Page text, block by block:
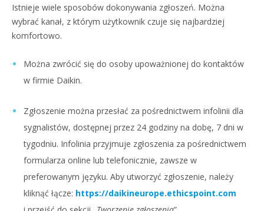
Istnieje wiele sposobów dokonywania zgłoszeń. Można
wybrać kanał, z którym użytkownik czuje się najbardziej
komfortowo.
Można zwrócić się do osoby upoważnionej do kontaktów
w firmie Daikin.
Zgłoszenie można przesłać za pośrednictwem infolinii dla
sygnalistów, dostępnej przez 24 godziny na dobę, 7 dni w
tygodniu. Infolinia przyjmuje zgłoszenia za pośrednictwem
formularza online lub telefonicznie, zawsze w
preferowanym języku. Aby utworzyć zgłoszenie, należy
kliknąć łącze: https://daikineurope.ethicspoint.com